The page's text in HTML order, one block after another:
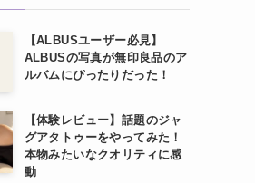
【ALBUSユーザー必見】
ALBUSの写真が無印良品のア
ルバムにぴったりだった！
【体験レビュー】話題のジャ
グアタトゥーをやってみた！
本物みたいなクオリティに感
動